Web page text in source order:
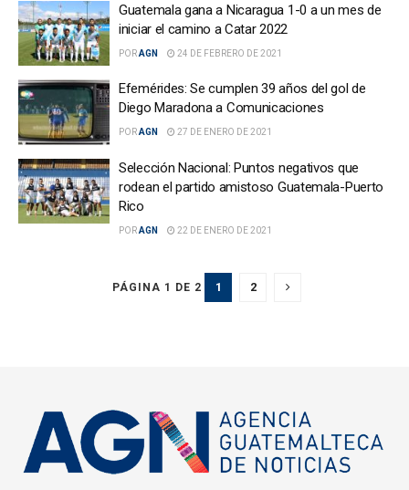
Guatemala gana a Nicaragua 1-0 a un mes de
iniciar el camino a Catar 2022
PORAGN 24 DE FEBRERO DE 2021
Efemérides: Se cumplen 39 años del gol de
Diego Maradona a Comunicaciones
PORAGN 27 DE ENERO DE 2021
Selección Nacional: Puntos negativos que
rodean el partido amistoso Guatemala-Puerto
Rico
PORAGN 22 DE ENERO DE 2021
PÁGINA 1 DE 2 1 2